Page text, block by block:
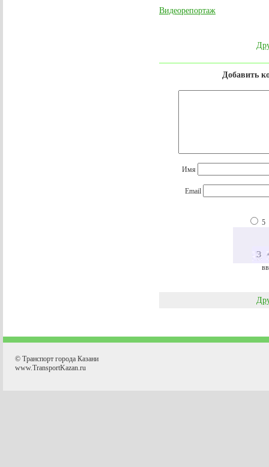
Видеорепортаж
Добавить
Имя
Email
5
© Транспорт города Казани
www.TransportKazan.ru